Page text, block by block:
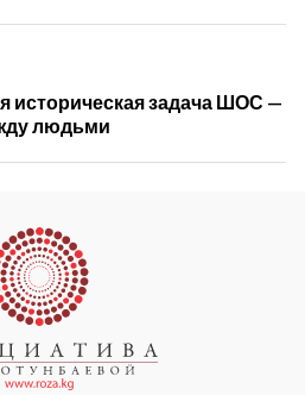
историческая задача ШОС —
людьми